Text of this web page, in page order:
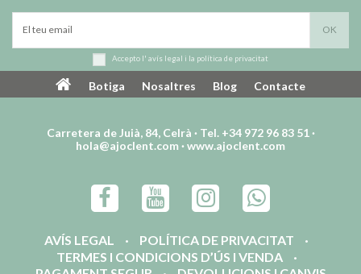
Accepto l' avís legal i la política de privacitat
Botiga Nosaltres Blog Contacte
Carretera de Juià, 84, Celrà · Tel. +34 972 96 83 51 ·
hola@ajoclent.com ·www.ajoclent.com
AVÍS LEGAL
POLÍTICA DE PRIVACITAT
TERMES I CONDICIONS D’ÚS I VENDA